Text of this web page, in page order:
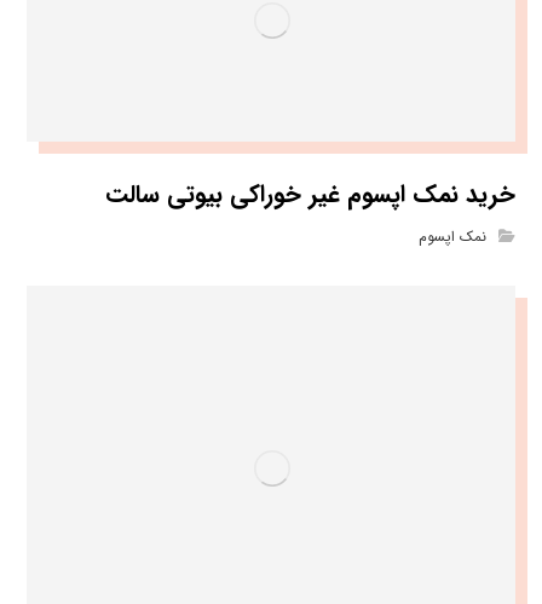
خرید نمک اپسوم غیر خوراکی بیوتی سالت
نمک اپسوم